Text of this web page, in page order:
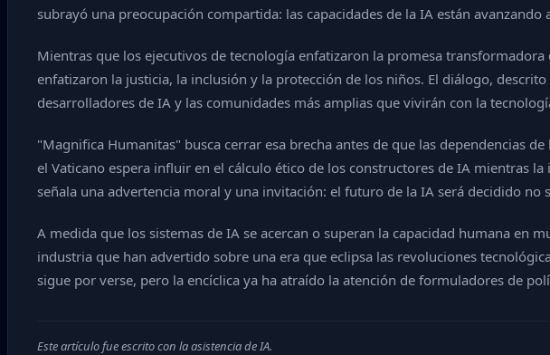
subrayó una preocupación compartida: las capacidades de la IA están
Mientras que los ejecutivos de tecnología enfatizaron la promesa
enfatizaron la justicia, la inclusión y la protección de los niños. El diálogo,
desarrolladores de IA y las comunidades más amplias que vivirán con la
"Magnifica Humanitas" busca cerrar esa brecha antes de que las dependencias
el Vaticano espera influir en el cálculo ético de los constructores de IA mientras
señala una advertencia moral y una invitación: el futuro de la IA será decidido
A medida que los sistemas de IA se acercan o superan la capacidad humana en
industria que han advertido sobre una era que eclipsa las revoluciones
sigue por verse, pero la encíclica ya ha atraído la atención de formuladores de
Este artículo fue escrito con la asistencia de IA.